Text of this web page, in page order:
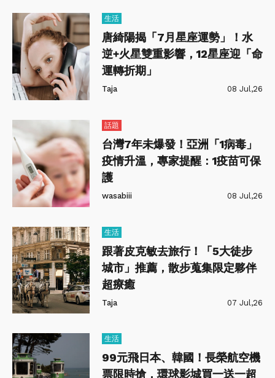
生活
唐綺陽揭「7月星座運勢」！水
逆+火星雙重影響，12星座迎「命
運轉折期」
Taja 08 Jul,26
話題
台灣7年未爆發！亞洲「1病毒」
疫情升溫，專家提醒：1疫苗可保
護
wasabiii 08 Jul,26
生活
跟著皮克敏去旅行！「5大徒步
城市」推薦，散步蒐集限定夥伴
超療癒
Taja 07 Jul,26
生活
99元飛日本、韓國！長榮航空機
票限時搶，環球影城買一送一超